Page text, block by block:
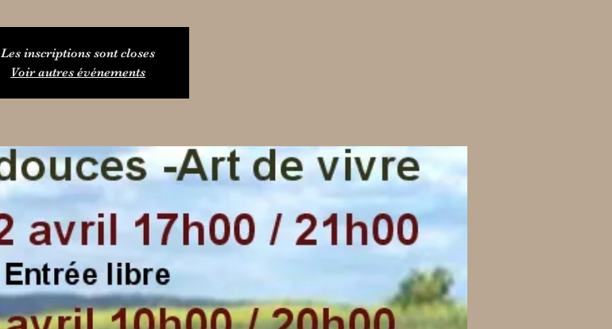
Les inscriptions sont closes
Voir autres événements